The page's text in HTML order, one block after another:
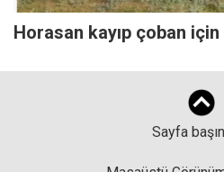
Horasan kayıp çoban
Sayfa